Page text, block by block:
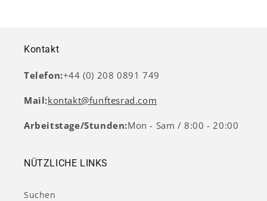
Kontakt
Telefon:+44 (0) 208 0891 749
Mail:kontakt@funftesrad.com
Arbeitstage/Stunden:Mon - Sam / 8:00 - 20:00
NÜTZLICHE LINKS
Suchen